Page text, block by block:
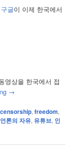
구글이 이제 한국에서
영상을 한국에서 접
→
censorship,freedom,
언론의 자유, 유튜브, 인